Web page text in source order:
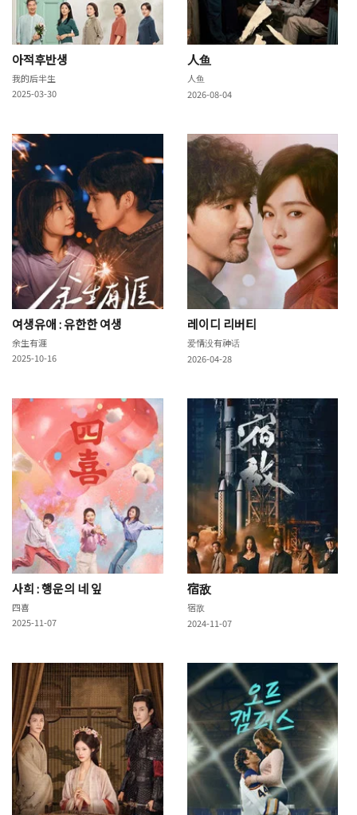
아적후반생
我的后半生
2025-03-30
人鱼
人鱼
2026-08-04
여생유애 : 유한한 여생
余生有涯
2025-10-16
레이디 리버티
爱情没有神话
2026-04-28
사희 : 행운의 네 잎
四喜
2025-11-07
宿敌
宿敌
2024-11-07